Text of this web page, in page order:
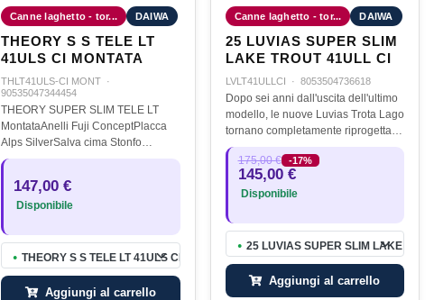
Canne laghetto - tor... DAIWA
THEORY S S TELE LT
41ULS CI MONTATA
THLT41ULS-CI MONT ·
90535047344454
THEORY SUPER SLIM TELE LT
MontataAnelli Fuji ConceptPlacca
Alps SilverSalva cima Stonfo
OmaggioLegature di colore nero
della banda della canna in modo da
avere un…
147,00 €
Disponibile
● THEORY S S TELE LT 41ULS CI MONTATA
Aggiungi al carrello
Canne laghetto - tor... DAIWA
25 LUVIAS SUPER SLIM
LAKE TROUT 41ULL CI
LVLT41ULLCI · 8053504736618
Dopo sei anni dall'uscita dell'ultimo
modello, le nuove Luvias Trota Lago
tornano completamente riprogettate
per offrire il massimo in termini di
prestazioni, innovazione e qualità
costruttiva.…
175,00 € -17%
145,00 €
Disponibile
● 25 LUVIAS SUPER SLIM LAKE
Aggiungi al carrello